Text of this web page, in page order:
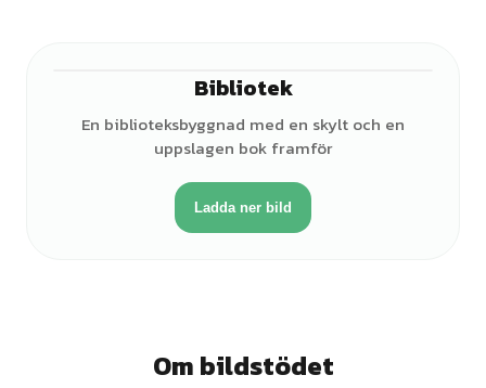
Bibliotek
En biblioteksbyggnad med en skylt och en
uppslagen bok framför
Ladda ner bild
Om bildstödet